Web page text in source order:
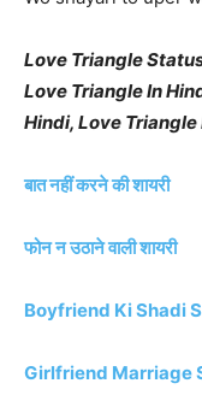
Love Triangle
Love Triangle In
Hindi, Love
बात नहीं करने की शायरी
फोन न उठाने वाली शायरी
Boyfriend Ki Shadi
Girlfriend Marriage